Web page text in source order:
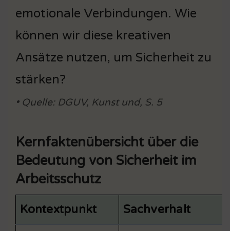
emotionale Verbindungen. Wie
können wir diese kreativen
Ansätze nutzen, um Sicherheit zu
stärken?
• Quelle: DGUV, Kunst und, S. 5
Kernfaktenübersicht über die
Bedeutung von Sicherheit im
Arbeitsschutz
Kontextpunkt Sachverhalt